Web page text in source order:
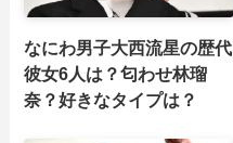
なにわ男子大西流星の歴代
彼女6人は？匂わせ林瑠
奈？好きなタイプは？